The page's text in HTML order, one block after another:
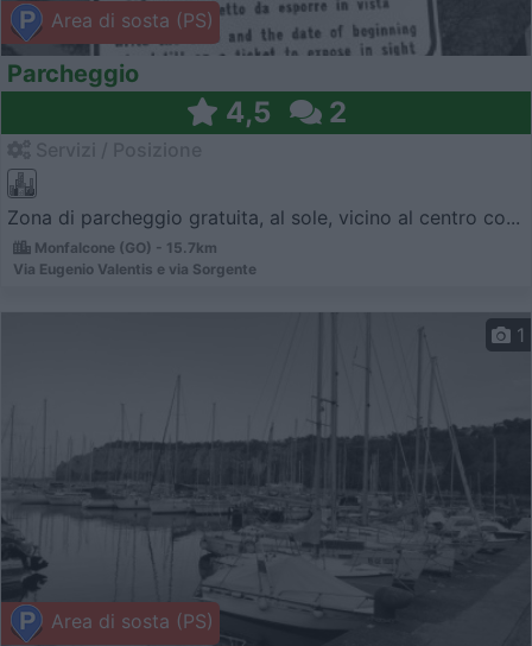
Area di sosta (PS)
Parcheggio
4,5 2
Zona di parcheggio gratuita, al sole, vicino al centro co...
Monfalcone (GO) - 15.7km
Via Eugenio Valentis e via Sorgente
Area di sosta (PS)
1